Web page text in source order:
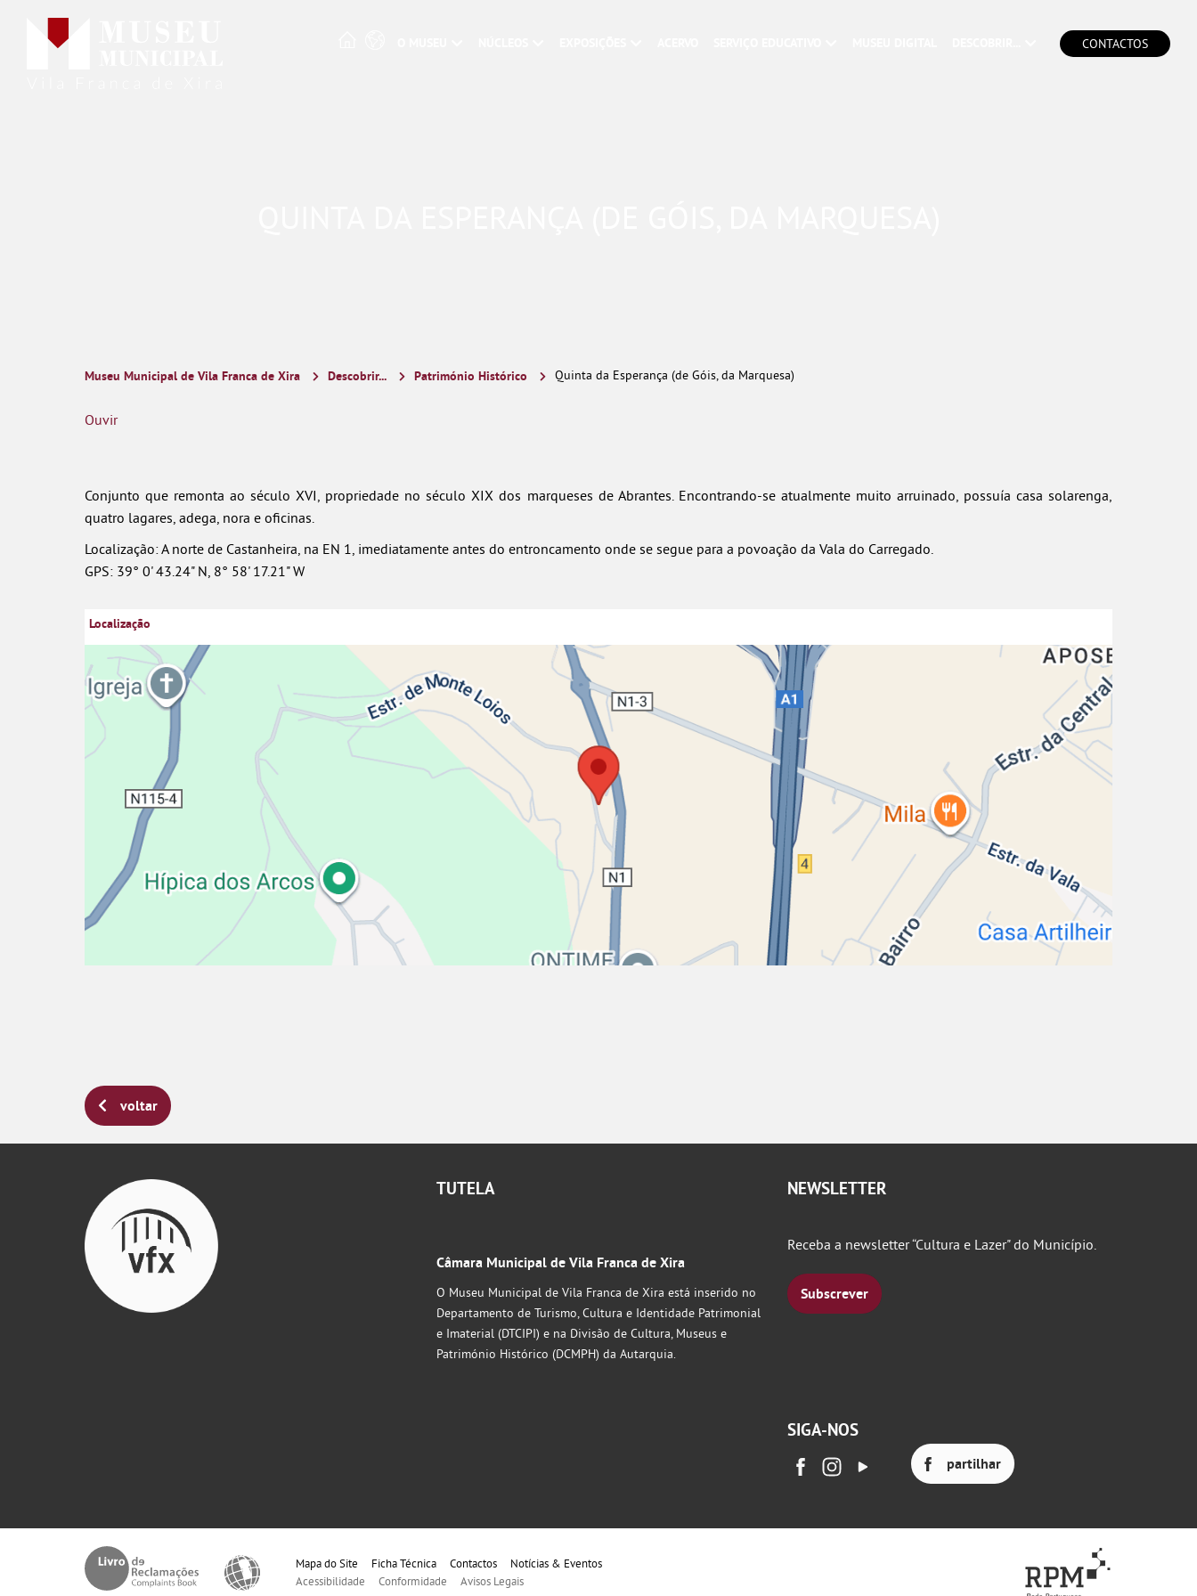
CONTACTOS
Museu Municipal de Vila Franca de Xira Descobrir... Património Histórico Quinta da Esperança (de Góis, da Marquesa)
Ouvir
Conjunto que remonta ao século XVI, propriedade no século XIX dos marqueses de Abrantes. Encontrando-se atualmente muito arruinado, possuía casa solarenga,
quatro lagares, adega, nora e oficinas.
Localização: A norte de Castanheira, na EN 1, imediatamente antes do entroncamento onde se segue para a povoação da Vala do Carregado.
GPS: 39° 0' 43.24" N, 8° 58' 17.21" W
voltar
TUTELA
Câmara Municipal de Vila Franca de Xira
O Museu Municipal de Vila Franca de Xira está inserido no
Departamento de Turismo, Cultura e Identidade Patrimonial
e Imaterial (DTCIPI) e na Divisão de Cultura, Museus e
Património Histórico (DCMPH) da Autarquia.
NEWSLETTER
Receba a newsletter “Cultura e Lazer" do Município.
Subscrever
SIGA-NOS
partilhar
Mapa do Site Ficha Técnica Contactos
Notícias & Eventos
Acessibilidade
Conformidade Avisos Legais